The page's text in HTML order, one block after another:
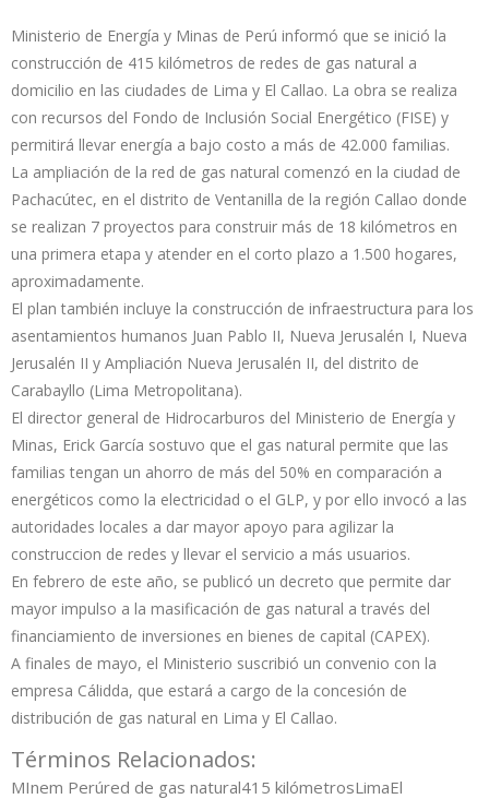
Ministerio de Energía y Minas de Perú informó que se inició la
construcción de 415 kilómetros de redes de gas natural a
domicilio en las ciudades de Lima y El Callao. La obra se realiza
con recursos del Fondo de Inclusión Social Energético (FISE) y
permitirá llevar energía a bajo costo a más de 42.000 familias.
La ampliación de la red de gas natural comenzó en la ciudad de
Pachacútec, en el distrito de Ventanilla de la región Callao donde
se realizan 7 proyectos para construir más de 18 kilómetros en
una primera etapa y atender en el corto plazo a 1.500 hogares,
aproximadamente.
El plan también incluye la construcción de infraestructura para los
asentamientos humanos Juan Pablo II, Nueva Jerusalén I, Nueva
Jerusalén II y Ampliación Nueva Jerusalén II, del distrito de
Carabayllo (Lima Metropolitana).
El director general de Hidrocarburos del Ministerio de Energía y
Minas, Erick García sostuvo que el gas natural permite que las
familias tengan un ahorro de más del 50% en comparación a
energéticos como la electricidad o el GLP, y por ello invocó a las
autoridades locales a dar mayor apoyo para agilizar la
construccion de redes y llevar el servicio a más usuarios.
En febrero de este año, se publicó un decreto que permite dar
mayor impulso a la masificación de gas natural a través del
financiamiento de inversiones en bienes de capital (CAPEX).
A finales de mayo, el Ministerio suscribió un convenio con la
empresa Cálidda, que estará a cargo de la concesión de
distribución de gas natural en Lima y El Callao.
Términos Relacionados:
MInem Perúred de gas natural415 kilómetrosLimaEl